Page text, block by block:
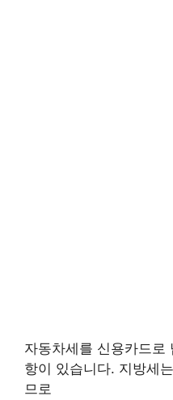
자동차세를 신용카드로
항이 있습니다. 지방세
므로